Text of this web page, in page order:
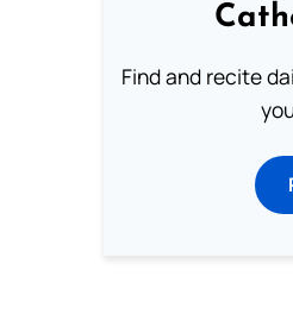
Find and recite